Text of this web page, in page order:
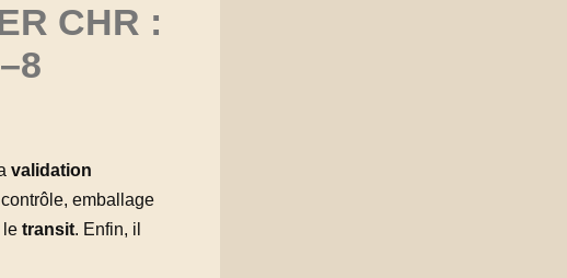
CHR :
validation
emballage
transit. Enfin, il